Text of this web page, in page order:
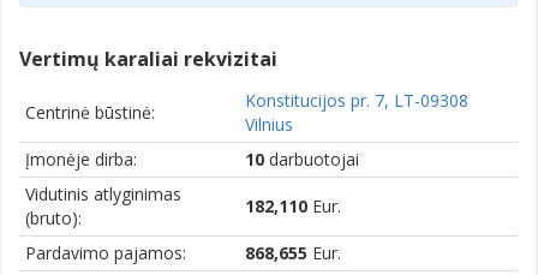
Vertimų karaliai rekvizitai
Centrinė būstinė:
Konstitucijos pr. 7, LT-09308
Vilnius
Įmonėje dirba:
10 darbuotojai
Vidutinis atlyginimas
(bruto):
182,110 Eur.
Pardavimo pajamos: 868,655 Eur.